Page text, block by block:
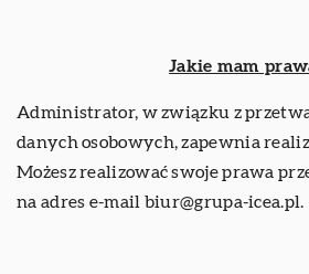
Jakie mam
Administrator, w związku z
danych osobowych, zapewnia
Możesz realizować swoje prawa
na adres e-mail biur@grupa-icea.pl.